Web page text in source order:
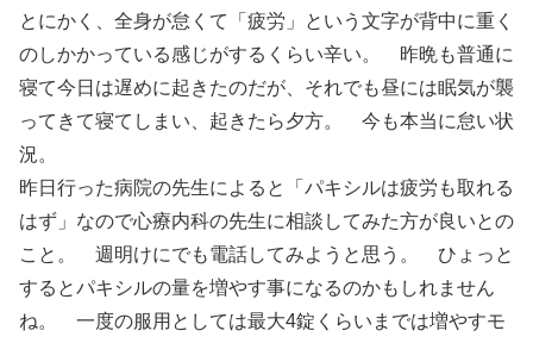
とにかく、全身が怠くて「疲労」という文字が背中に重く
のしかかっている感じがするくらい辛い。 昨晩も普通に
寝て今日は遅めに起きたのだが、それでも昼には眠気が襲
ってきて寝てしまい、起きたら夕方。 今も本当に怠い状
況。
昨日行った病院の先生によると「パキシルは疲労も取れる
はず」なので心療内科の先生に相談してみた方が良いとの
こと。 週明けにでも電話してみようと思う。 ひょっと
するとパキシルの量を増やす事になるのかもしれません
ね。 一度の服用としては最大4錠くらいまでは増やすモ